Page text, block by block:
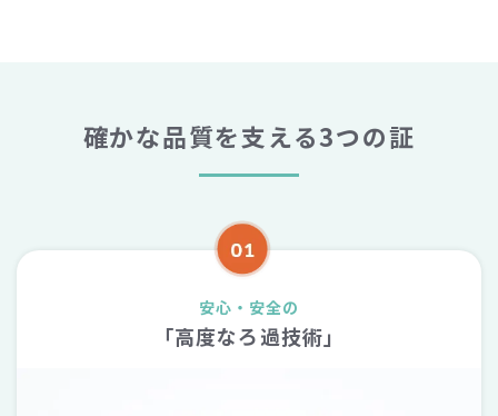
確かな品質を支える3つの証
安心・安全の
「高度なろ過技術」